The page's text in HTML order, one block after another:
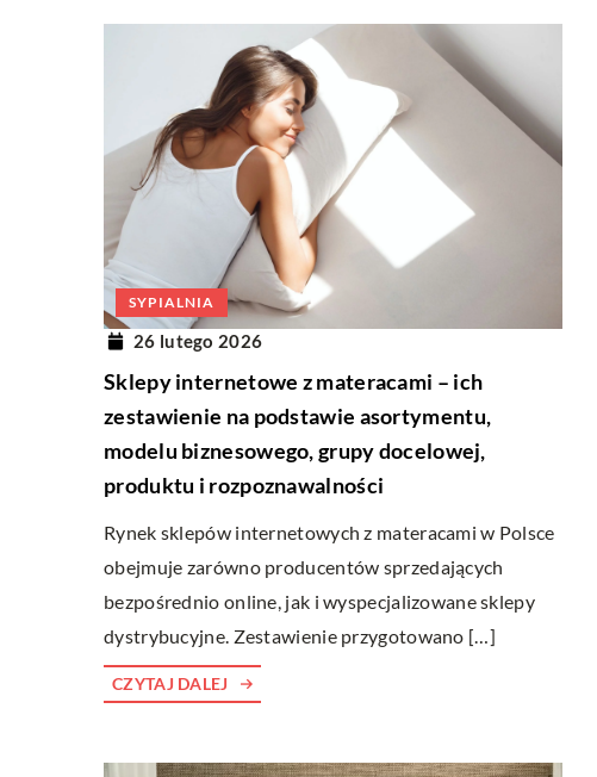
SYPIALNIA
26 lutego 2026
Sklepy internetowe z materacami – ich
zestawienie na podstawie asortymentu,
modelu biznesowego, grupy docelowej,
produktu i rozpoznawalności
Rynek sklepów internetowych z materacami w Polsce
obejmuje zarówno producentów sprzedających
bezpośrednio online, jak i wyspecjalizowane sklepy
dystrybucyjne. Zestawienie przygotowano […]
CZYTAJ DALEJ